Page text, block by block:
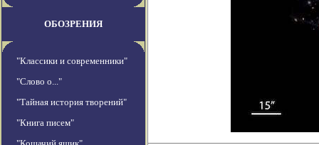
ОБОЗРЕНИЯ
"Классики и современники"
"Слово о..."
"Тайная история творений"
"Книга писем"